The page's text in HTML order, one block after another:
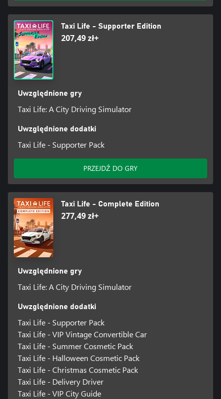
samochody elektryczne lub spalinowe, z automatyczną,
półautomatyczną albo manualną skrzynią biegów.
• Personalizuj auta pod kątem rozmiaru, koloru, kabiny kierowcy,
kół itp.
• Ulepszaj swoje pojazdy, wykorzystując swoje zyski i punkty
doświadczenia!
Taxi Life - Supporter Edition
207,49 zł+
Uwzględnione gry
Taxi Life: A City Driving Simulator
Uwzględnione dodatki
Taxi Life - Supporter Pack
PRZEJDŹ DO GRY
Taxi Life - Complete Edition
277,49 zł+
Uwzględnione gry
Taxi Life: A City Driving Simulator
Uwzględnione dodatki
Taxi Life - Supporter Pack
Taxi Life - VIP Vintage Convertible Car
Taxi Life - Summer Cosmetic Pack
Taxi Life - Halloween Cosmetic Pack
Taxi Life - Christmas Cosmetic Pack
Taxi Life - Delivery Driver
Taxi Life - VIP City Guide